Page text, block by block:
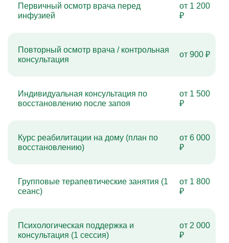
Первичный осмотр врача перед
инфузией
от 1 200
₽
Повторный осмотр врача / контрольная
консультация
от 900 ₽
Индивидуальная консультация по
восстановлению после запоя
от 1 500
₽
Курс реабилитации на дому (план по
восстановлению)
от 6 000
₽
Групповые терапевтические занятия (1
сеанс)
от 1 800
₽
Психологическая поддержка и
консультация (1 сессия)
от 2 000
₽